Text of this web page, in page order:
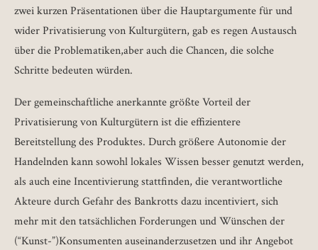
zwei kurzen Präsentationen über die Hauptargumente für und
wider Privatisierung von Kulturgütern, gab es regen Austausch
über die Problematiken,aber auch die Chancen, die solche
Schritte bedeuten würden.
Der gemeinschaftliche anerkannte größte Vorteil der
Privatisierung von Kulturgütern ist die effizientere
Bereitstellung des Produktes. Durch größere Autonomie der
Handelnden kann sowohl lokales Wissen besser genutzt werden,
als auch eine Incentivierung stattfinden, die verantwortliche
Akteure durch Gefahr des Bankrotts dazu incentiviert, sich
mehr mit den tatsächlichen Forderungen und Wünschen der
(“Kunst-”)Konsumenten auseinanderzusetzen und ihr Angebot